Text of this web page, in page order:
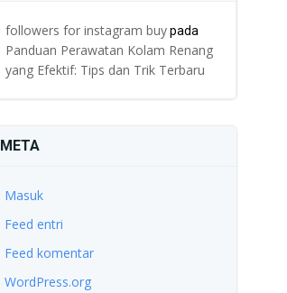
followers for instagram buypada
Panduan Perawatan Kolam Renang
yang Efektif: Tips dan Trik Terbaru
META
Masuk
Feed entri
Feed komentar
WordPress.org